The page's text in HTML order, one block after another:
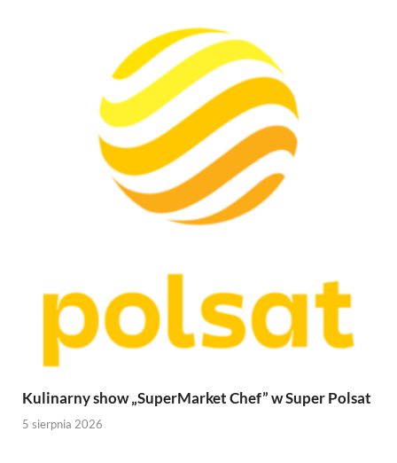
Kulinarny show „SuperMarket Chef” w Super Polsat
5 sierpnia 2026